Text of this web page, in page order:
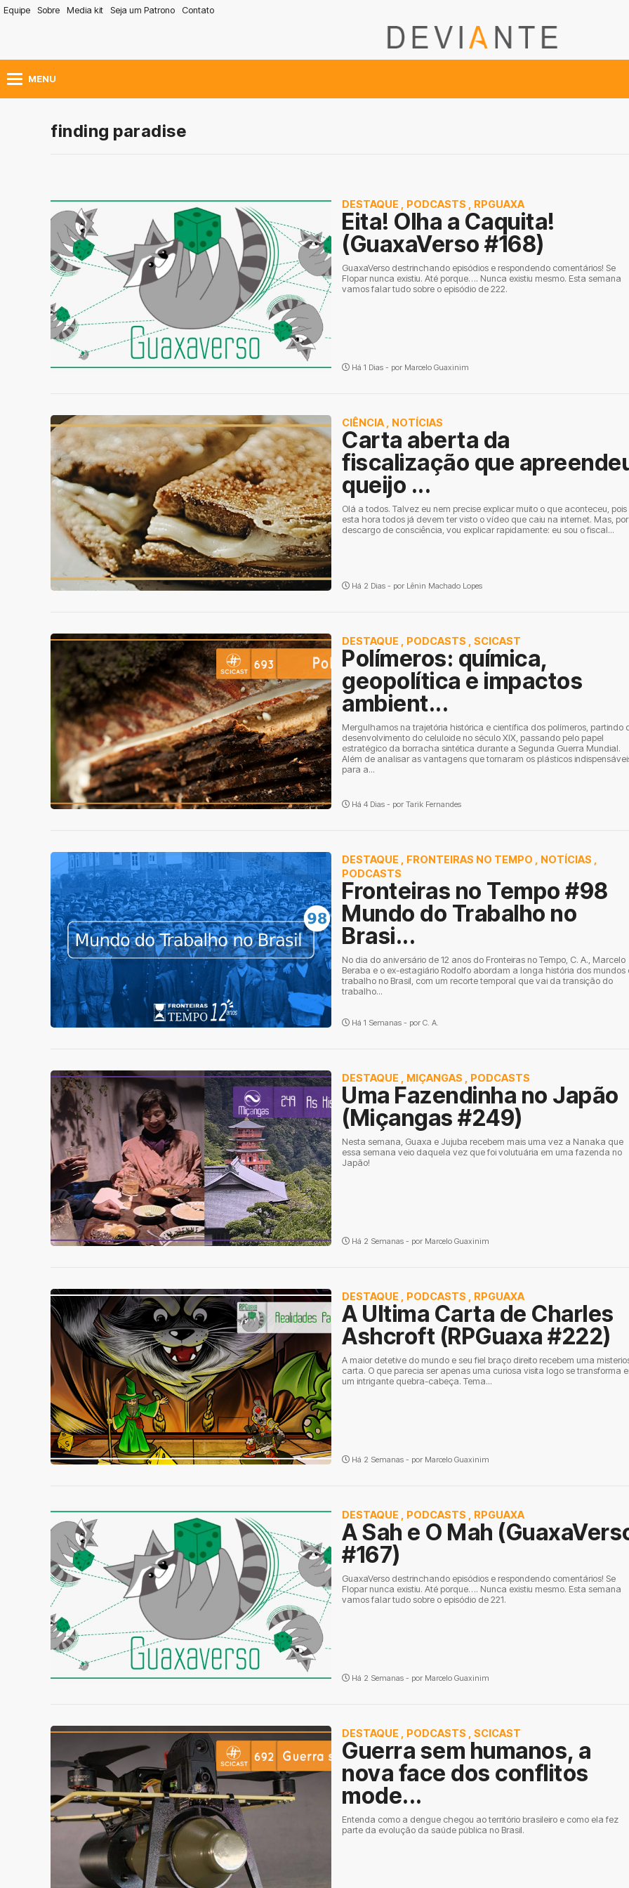
Equipe Sobre Media kit Seja um Patrono Contato
MENU
finding paradise
DESTAQUE PODCASTS RPGUAXA
Eita! Olha a Caquita!
(GuaxaVerso #168)
GuaxaVerso destrinchando episódios e respondendo comentários! Se
Flopar nunca existiu. Até porque…. Nunca existiu mesmo. Esta semana
vamos falar tudo sobre o episódio de 222.
Há 1 Dias - por Marcelo Guaxinim
CIÊNCIA NOTÍCIAS
Carta aberta da
fiscalização que
queijo ...
Olá a todos. Talvez eu nem precise explicar muito o que aconteceu, pois
esta hora todos já devem ter visto o vídeo que caiu na internet. Mas, por
descargo de consciência, vou explicar rapidamente: eu sou o fiscal...
Há 2 Dias - por Lênin Machado Lopes
DESTAQUE PODCASTS SCICAST
Polímeros: química,
geopolítica e impactos
ambient...
Mergulhamos na trajetória histórica e científica dos polímeros, partindo
desenvolvimento do celuloide no século XIX, passando pelo papel
estratégico da borracha sintética durante a Segunda Guerra Mundial.
Além de analisar as vantagens que tornaram os plásticos
para a...
Há 4 Dias - por Tarik Fernandes
DESTAQUE FRONTEIRAS NO TEMPO NOTÍCIAS
PODCASTS
Fronteiras no Tempo #98
Mundo do Trabalho no
Brasi...
No dia do aniversário de 12 anos do Fronteiras no Tempo, C. A., Marcelo
Beraba e o ex-estagiário Rodolfo abordam a longa história dos mundos
trabalho no Brasil, com um recorte temporal que vai da transição do
trabalho...
Há 1 Semanas - por C. A.
DESTAQUE MIÇANGAS PODCASTS
Uma Fazendinha no Japão
(Miçangas #249)
Nesta semana, Guaxa e Jujuba recebem mais uma vez a Nanaka que
essa semana veio daquela vez que foi volutuária em uma fazenda no
Japão!
Há 2 Semanas - por Marcelo Guaxinim
DESTAQUE PODCASTS RPGUAXA
A Ultima Carta de Charles
Ashcroft (RPGuaxa #222)
A maior detetive do mundo e seu fiel braço direito recebem uma
carta. O que parecia ser apenas uma curiosa visita logo se transforma
um intrigante quebra-cabeça. Tema...
Há 2 Semanas - por Marcelo Guaxinim
DESTAQUE PODCASTS RPGUAXA
A Sah e O Mah
#167)
GuaxaVerso destrinchando episódios e respondendo comentários! Se
Flopar nunca existiu. Até porque…. Nunca existiu mesmo. Esta semana
vamos falar tudo sobre o episódio de 221.
Há 2 Semanas - por Marcelo Guaxinim
DESTAQUE PODCASTS SCICAST
Guerra sem humanos, a
nova face dos conflitos
mode...
Entenda como a dengue chegou ao território brasileiro e como ela fez
parte da evolução da saúde pública no Brasil.